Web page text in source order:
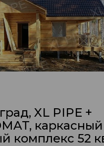
XL PIPE +
каркасный
комплекс 52